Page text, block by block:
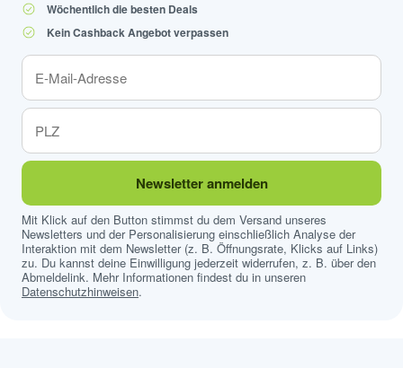
Wöchentlich die besten Deals
Kein Cashback Angebot verpassen
Newsletter anmelden
Mit Klick auf den Button stimmst du dem Versand unseres
Newsletters und der Personalisierung einschließlich Analyse der
Interaktion mit dem Newsletter (z. B. Öffnungsrate, Klicks auf Links)
zu. Du kannst deine Einwilligung jederzeit widerrufen, z. B. über den
Abmeldelink. Mehr Informationen findest du in unseren
Datenschutzhinweisen.